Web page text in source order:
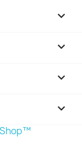



keyboard_arrow_down